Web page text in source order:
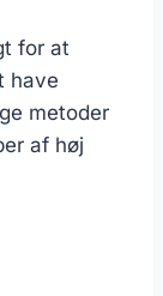
for at
have
metoder
af høj